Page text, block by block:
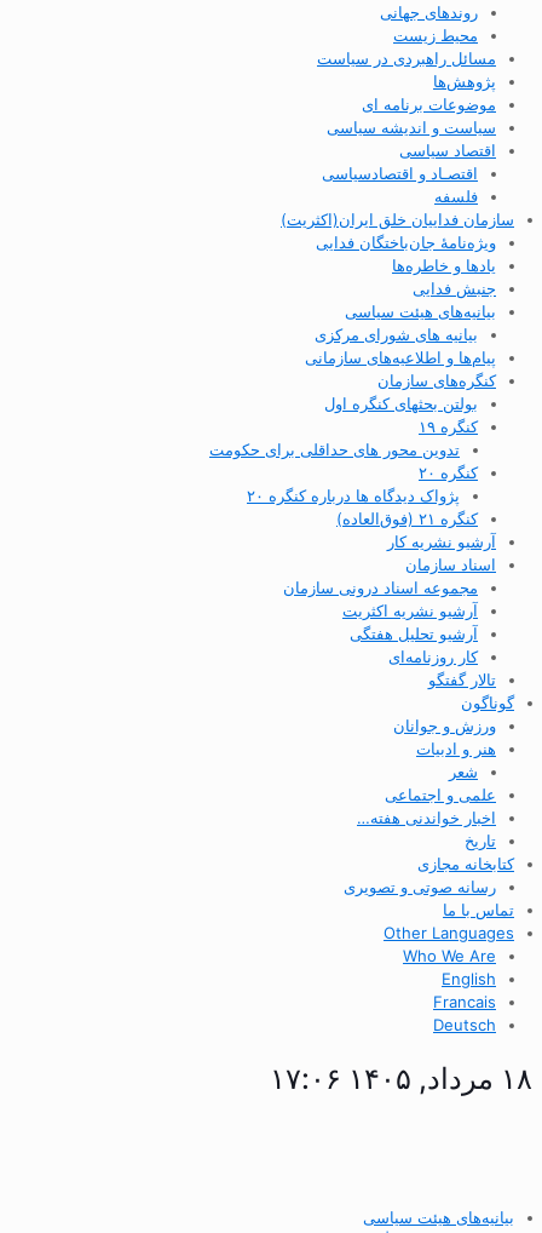
روندهای جهانی
محیط زیست
مسائل راهبردی در سیاست
پژوهش‌ها
موضوعات برنامه ای
سیاست و اندیشه سیاسی
اقتصاد سیاسی
اقتصـاد و اقتصاد‌سیاسی
فلسفه
سازمان فداییان خلق ایران(اکثریت)
ویژه‌نامهٔ جان‌باختگان فدایی
یادها و خاطره‌ها
جنبش فدایی
بیانیه‌های هیئت سیاسی
بیانیه های شورای مرکزی
پیام‌ها و اطلاعیه‌های سازمانی
کنگره‌های سازمان
بولتن بحثهای کنگره اول
کنگره ۱۹
تدوین محور های حداقلی برای حکومت
کنگره ۲۰
پژواک دیدگاه ها درباره کنگره ۲۰
کنگره ۲۱ (فوق‌العاده)
آرشیو نشریه کار
اسناد سازمان
مجموعه اسناد درونی سازمان
آرشیو نشریه اکثریت
آرشیو تحلیل هفتگی
کار روزنامه‌ای
تالار گفتگو
گوناگون
ورزش و جوانان
هنر و ادبیات
شعر
علمی و اجتماعی
اخبار خواندنی هفته…
تاریخ
کتابخانه مجازی
رسانه صوتی و تصویری
تماس با ما
Other Languages
Who We Are
English
Francais
Deutsch
۱۸ مرداد, ۱۴۰۵ ۱۷:۰۶
بیانیه‌های هیئت سیاسی